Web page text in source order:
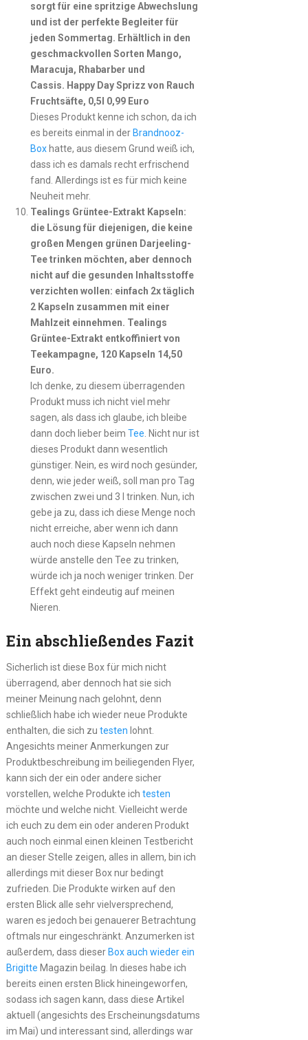
sorgt für eine spritzige Abwechslung
und ist der perfekte Begleiter für
jeden Sommertag. Erhältlich in den
geschmackvollen Sorten Mango,
Maracuja, Rhabarber und
Cassis. Happy Day Sprizz von Rauch
Fruchtsäfte, 0,5l 0,99 Euro
Dieses Produkt kenne ich schon, da ich
es bereits einmal in der Brandnooz-
Boxhatte, aus diesem Grund weiß ich,
dass ich es damals recht erfrischend
fand. Allerdings ist es für mich keine
Neuheit mehr.
Tealings Grüntee-Extrakt Kapseln:
die Lösung für diejenigen, die keine
großen Mengen grünen Darjeeling-
Tee trinken möchten, aber dennoch
nicht auf die gesunden Inhaltsstoffe
verzichten wollen: einfach 2x täglich
2 Kapseln zusammen mit einer
Mahlzeit einnehmen. Tealings
Grüntee-Extrakt entkoffiniert von
Teekampagne, 120 Kapseln 14,50
Euro.
Ich denke, zu diesem überragenden
Produkt muss ich nicht viel mehr
sagen, als dass ich glaube, ich bleibe
dann doch lieber beim Tee . Nicht nur ist
dieses Produkt dann wesentlich
günstiger. Nein, es wird noch gesünder,
denn, wie jeder weiß, soll man pro Tag
zwischen zwei und 3 l trinken. Nun, ich
gebe ja zu, dass ich diese Menge noch
nicht erreiche, aber wenn ich dann
auch noch diese Kapseln nehmen
würde anstelle den Tee zu trinken,
würde ich ja noch weniger trinken. Der
Effekt geht eindeutig auf meinen
Nieren.
Ein abschließendes Fazit
Sicherlich ist diese Box für mich nicht
überragend, aber dennoch hat sie sich
meiner Meinung nach gelohnt, denn
schließlich habe ich wieder neue Produkte
enthalten, die sich zu testen lohnt.
Angesichts meiner Anmerkungen zur
Produktbeschreibung im beiliegenden Flyer,
kann sich der ein oder andere sicher
vorstellen, welche Produkte ich testen
möchte und welche nicht. Vielleicht werde
ich euch zu dem ein oder anderen Produkt
auch noch einmal einen kleinen Testbericht
an dieser Stelle zeigen, alles in allem, bin ich
allerdings mit dieser Box nur bedingt
zufrieden. Die Produkte wirken auf den
ersten Blick alle sehr vielversprechend,
waren es jedoch bei genauerer Betrachtung
oftmals nur eingeschränkt. Anzumerken ist
außerdem, dass dieser Box auch wieder ein
Brigitte Magazin beilag. In dieses habe ich
bereits einen ersten Blick hineingeworfen,
sodass ich sagen kann, dass diese Artikel
aktuell (angesichts des Erscheinungsdatums
im Mai) und interessant sind, allerdings war